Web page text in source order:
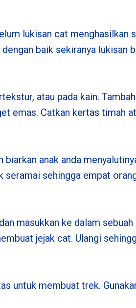
lukisan cat menghasilkan
baik sekiranya lukisan
atau pada kain.
emas. Catkan kertas timah
anak anda
seramai sehingga empat
masukkan ke dalam sebuah
jejak cat. Ulangi
untuk membuat trek.